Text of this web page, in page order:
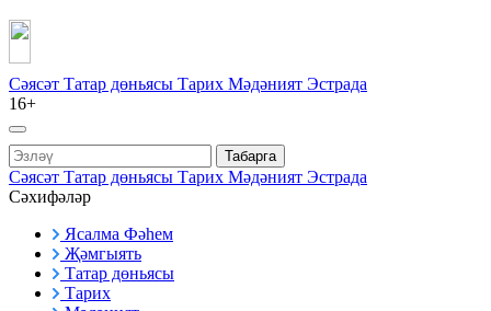
Сәясәт Татар дөньясы Тарих Мәдәният Эстрада
16+
Табарга
Сәясәт Татар дөньясы Тарих Мәдәният Эстрада
Сәхифәләр
Ясалма Фәһем
Җәмгыять
Татар дөньясы
Тарих